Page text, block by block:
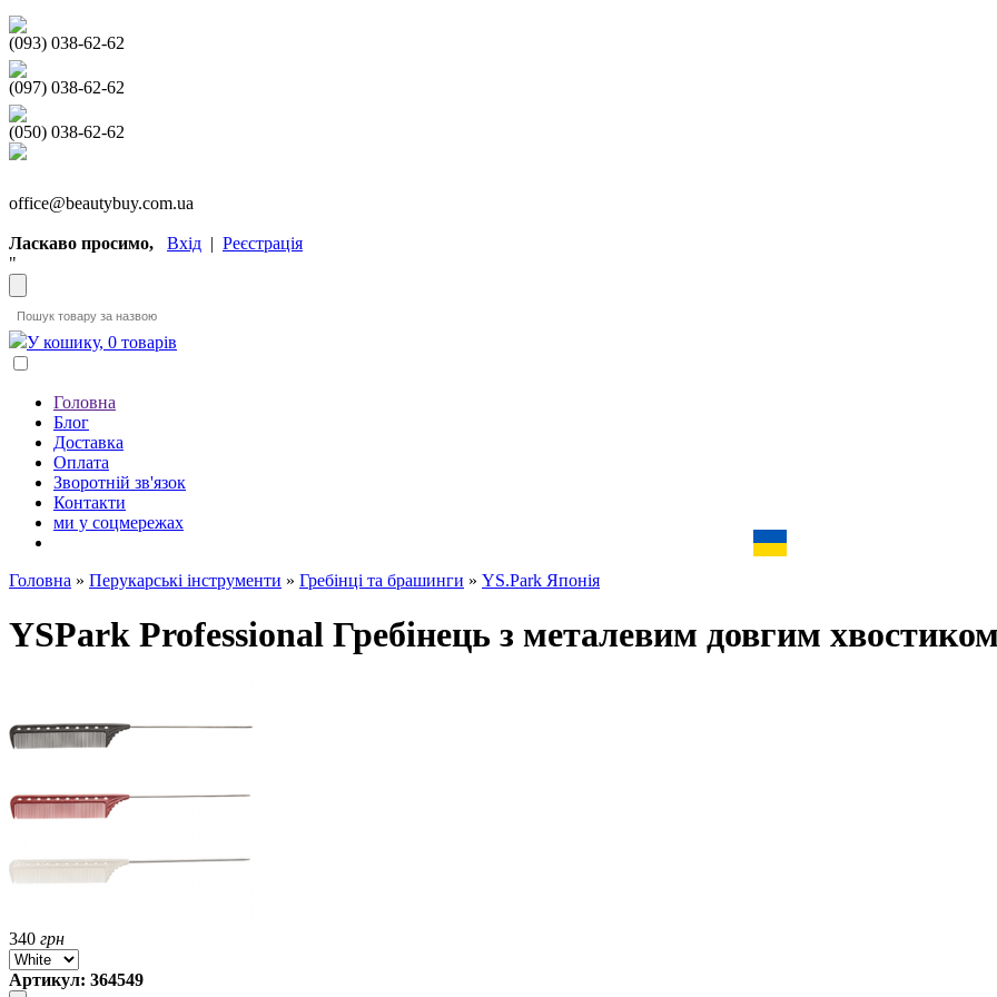
(093) 038-62-62
(097) 038-62-62
(050) 038-62-62
office@beautybuy.com.ua
Ласкаво просимо, Вхід | Реєстрація
"
У кошику, 0 товарів
Головна
Блог
Доставка
Оплата
Зворотній зв'язок
Контакти
ми у соцмережах
Головна » Перукарські інструменти » Гребінці та брашинги » YS.Park Японія
YSPark Professional Гребінець з металевим довгим
340 грн
Артикул: 364549